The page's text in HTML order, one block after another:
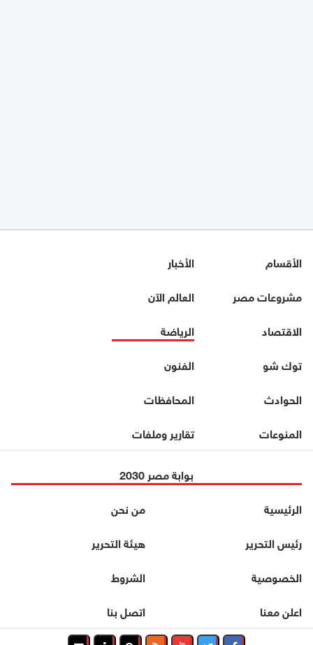
الأقسام
الأخبار
مشروعات مصر
العالم الآن
الاقتصاد
الرياضة
توك شو
الفنون
الحوادث
المحافظات
المنوعات
تقارير وملفات
بوابة مصر 2030
الرئيسية
من نحن
رئيس التحرير
هيئة التحرير
الخصوصية
الشروط
اعلن معنا
اتصل بنا